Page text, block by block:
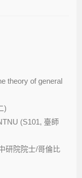
theory of general
)
(S101, 臺師
研院院士/哥倫比